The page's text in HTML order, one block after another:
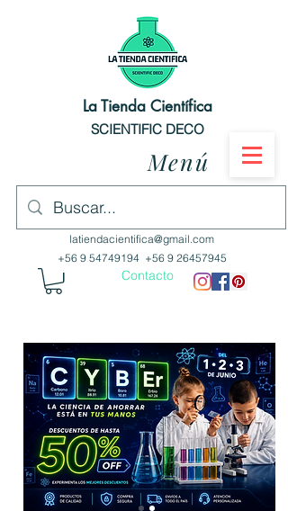
La Tienda Científica
SCIENTIFIC DECO
Menú
latiendacientifica@gmail.com
+56 9 54749194 +56 9 26457945
Contacto